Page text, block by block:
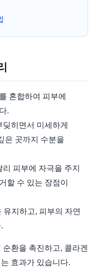
혼합하여 피부에
.
히면서 미세하게
은 곳까지 수분을
피부에 자극을 주지
할 수 있는 장점이
지하고, 피부의 자연
환을 촉진하고, 콜라겐
효과가 있습니다.